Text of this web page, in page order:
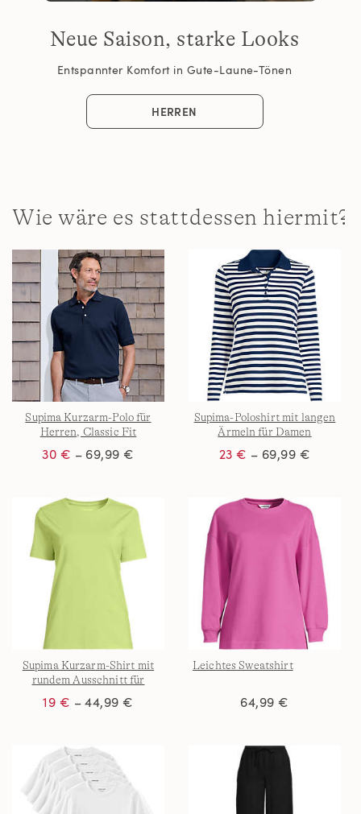
Neue Saison, starke Looks
Entspannter Komfort in Gute-Laune-Tönen
HERREN
Wie wäre es stattdessen hiermit?
Supima Kurzarm-Polo für
Herren, Classic Fit
30 € – 69,99 €
Supima-Poloshirt mit langen
Ärmeln für Damen
23 € – 69,99 €
Supima Kurzarm-Shirt mit
rundem Ausschnitt für
19 € – 44,99 €
Leichtes Sweatshirt
64,99 €